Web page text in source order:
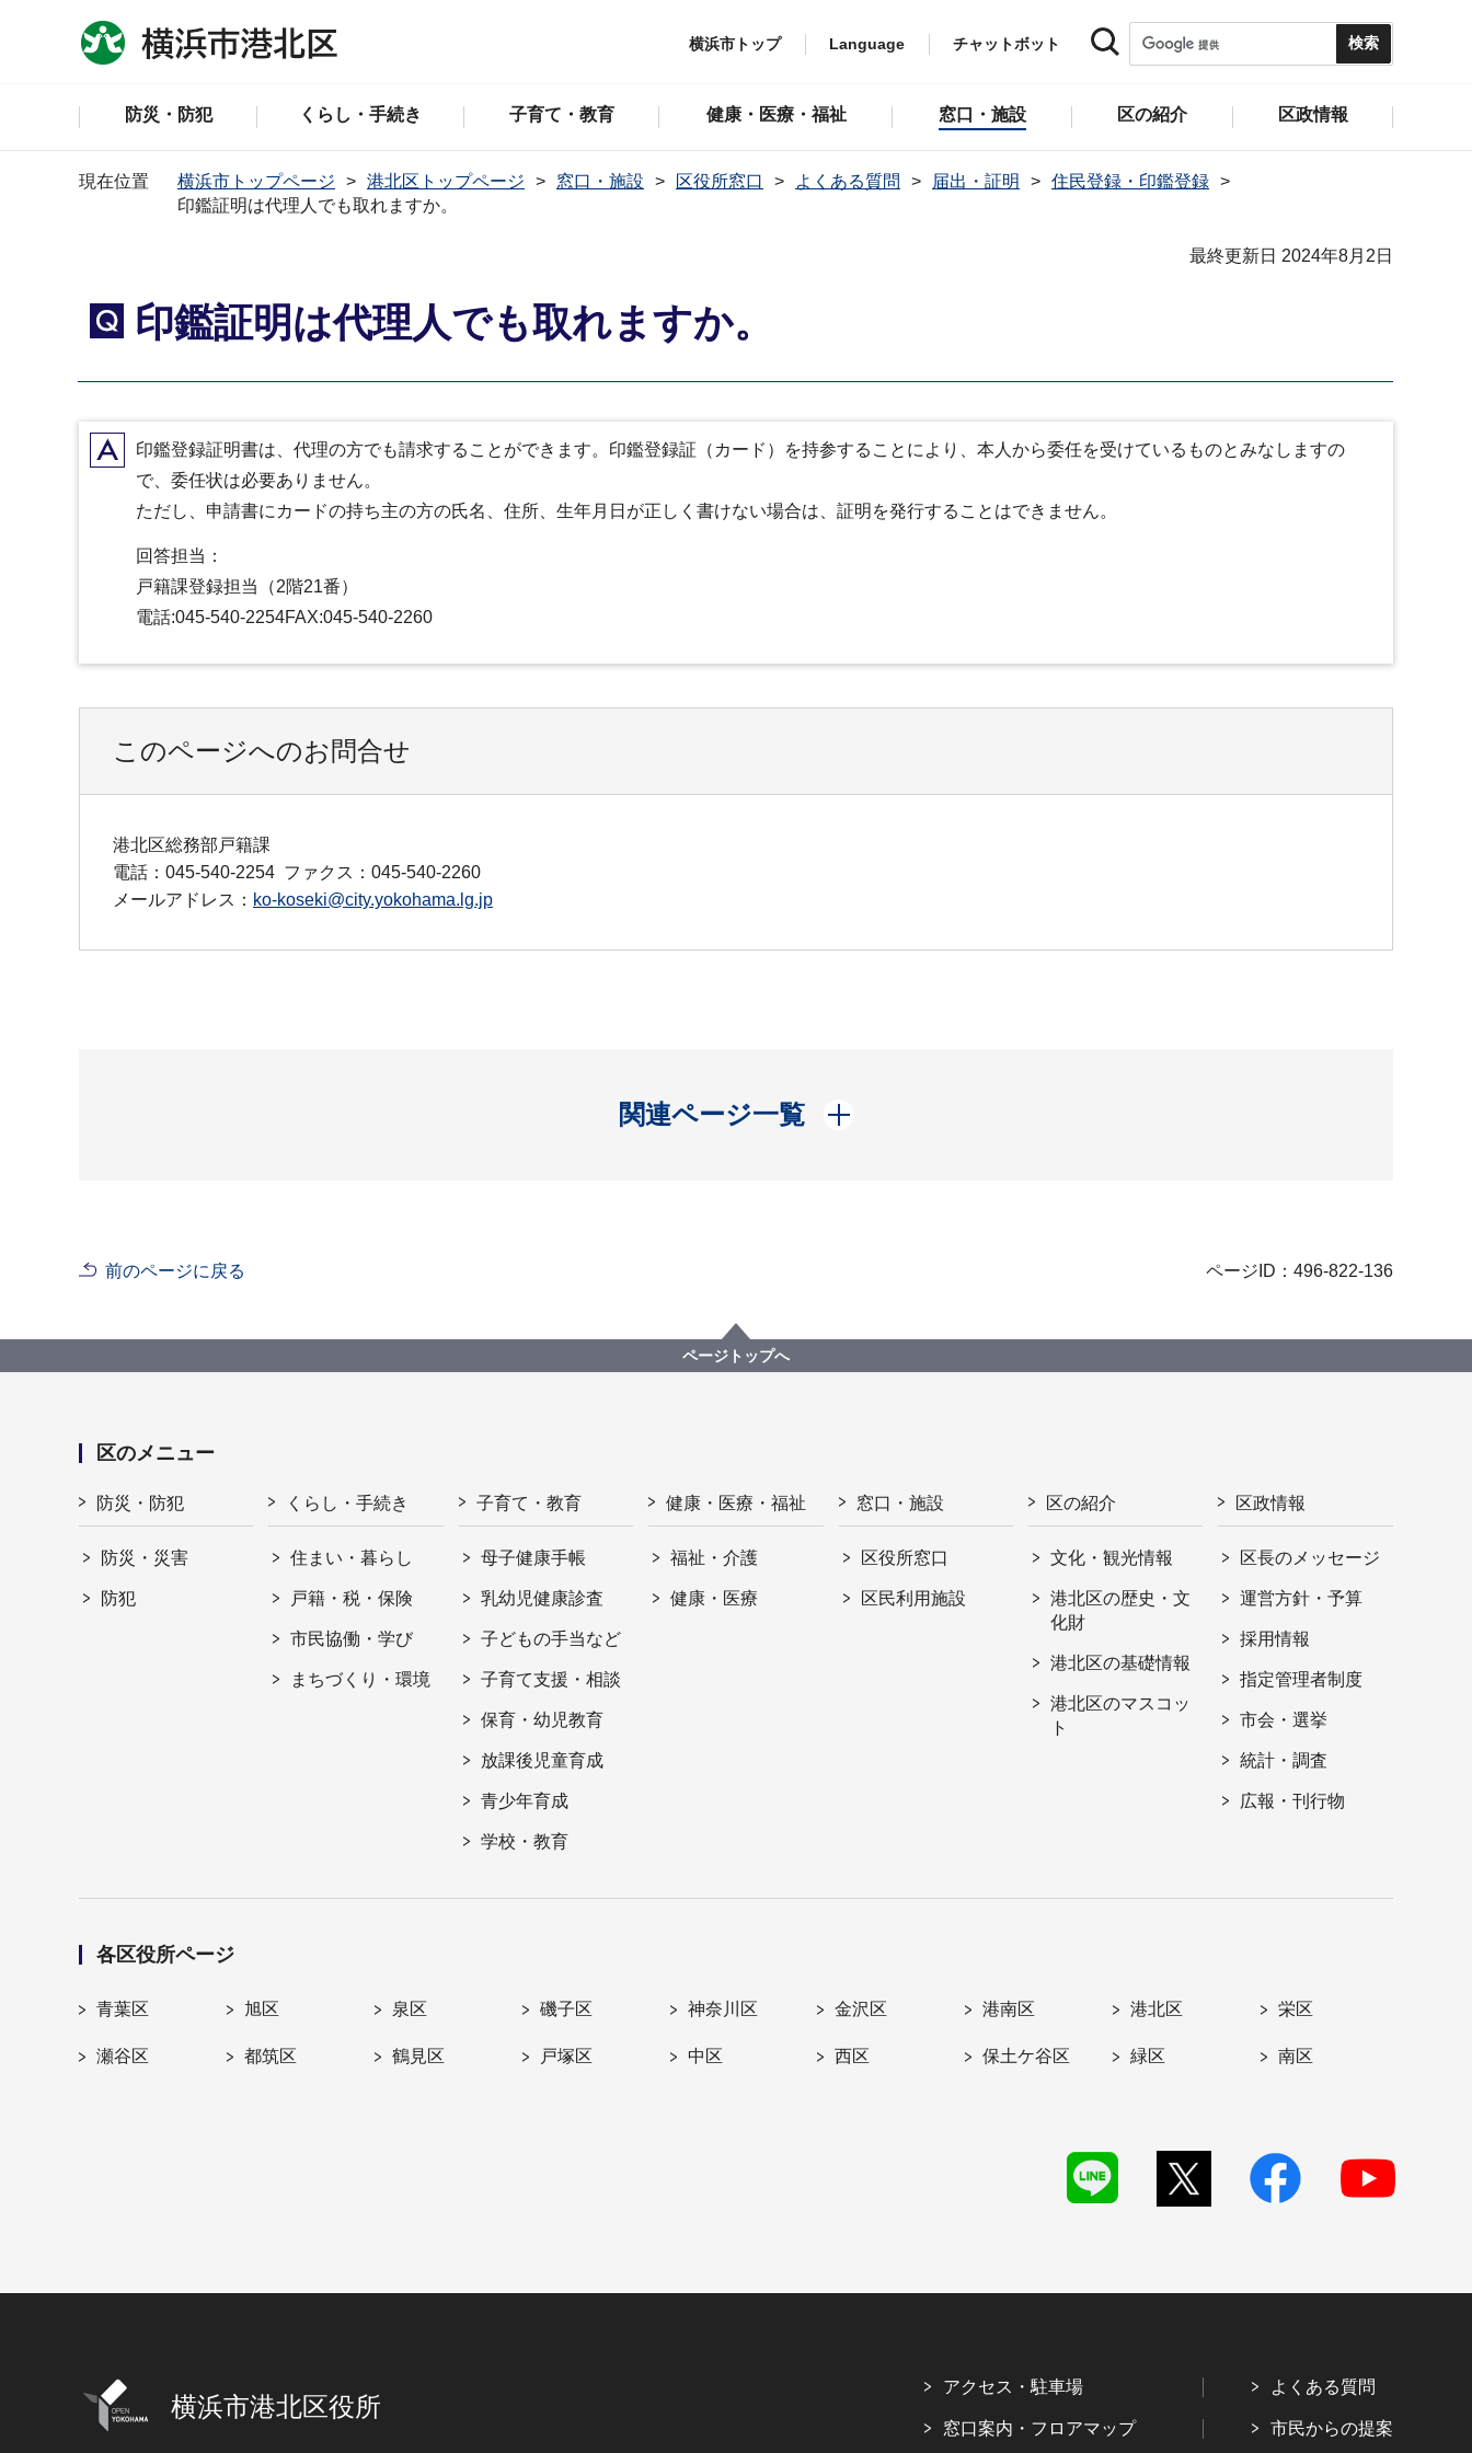
横浜市トップ Language チャットボット
防災・防犯 くらし・手続き 子育て・教育 健康・医療・福祉 窓口・施設 区の紹介 区政情報
現在位置 横浜市トップページ 港北区トップページ 窓口・施設 区役所窓口 よくある質問 届出・証明
住民登録・印鑑登録
印鑑証明は代理人でも取れますか。
最終更新日 2024年8月2日
Q 印鑑証明は代理人でも取れますか。
A印鑑登録証明書は、代理の方でも請求することができます。印鑑登録証（カード）を持参することにより、本人から委任を受けているものとみなしますの
で、委任状は必要ありません。
ただし、申請書にカードの持ち主の方の氏名、住所、生年月日が正しく書けない場合は、証明を発行することはできません。
回答担当：
戸籍課登録担当（2階21番）
電話:045-540-2254FAX:045-540-2260
このページへのお問合せ
港北区総務部戸籍課
電話：045-540-2254 ファクス：045-540-2260
メールアドレス： ko-koseki@city.yokohama.lg.jp
関連ページ一覧
開く
前のページに戻る ページID：496-822-136
ページトップへ
区のメニュー
防災・防犯
防災・災害
防犯
くらし・手続き
住まい・暮らし
戸籍・税・保険
市民協働・学び
まちづくり・環境
子育て・教育
母子健康手帳
乳幼児健康診査
子どもの手当など
子育て支援・相談
保育・幼児教育
放課後児童育成
青少年育成
学校・教育
健康・医療・福祉
福祉・介護
健康・医療
窓口・施設
区役所窓口
区民利用施設
区の紹介
文化・観光情報
港北区の歴史・文
化財
港北区の基礎情報
港北区のマスコッ
ト
区政情報
区長のメッセージ
運営方針・予算
採用情報
指定管理者制度
市会・選挙
統計・調査
広報・刊行物
各区役所ページ
青葉区 旭区 泉区 磯子区 神奈川区 金沢区 港南区 港北区 栄区
瀬谷区 都筑区 鶴見区 戸塚区 中区 西区 保土ケ谷区 緑区 南区
横浜市港北区役所
アクセス・駐車場
窓口案内・フロアマップ
よくある質問
市民からの提案